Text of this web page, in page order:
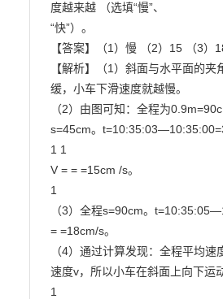
度越来越 （选填“慢”、
“快”）。
【答案】（1）慢 （2）15 （3）
【解析】（1）斜面与水平面的夹
缓，小车下滑速度就越慢。
（2）由图可知：全程为
s=45cm。
1 1
V = = =15cm /s。
1
（3）全程s=90cm。
= =18cm/s。
（4）通过计算发现：全程平均速
速度v，所以小车在斜面上向下运
1